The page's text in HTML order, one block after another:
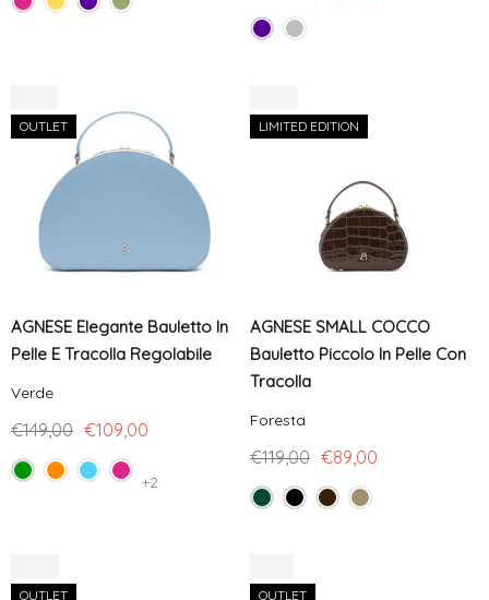
OUTLET
AGNESE Elegante Bauletto In
Pelle E Tracolla Regolabile
Verde
€149,00 €109,00
+2
LIMITED EDITION
AGNESE SMALL COCCO
Bauletto Piccolo In Pelle Con
Tracolla
Foresta
€119,00 €89,00
OUTLET
OUTLET